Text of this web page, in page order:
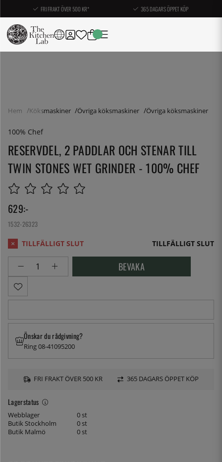
FRI FRAKT ÖVER 500 KR* 365 DAGARS ÖPPET KÖP
Hem Köksmaskiner Övriga köksmaskiner Övriga köksmaskiner
100% Chef
RESERVDEL, 2 PADDLAR OCH STENAR TILL
TWIN STONES WET GRINDER - 100% CHEF
629:-
1532-26323
TILLFÄLLIGT SLUT
BEVAKA
Lagerstatus
Webblager
0 st
Butik Stockholm
0 st
Butik Malmö
0 st
Önskar du rådgivning?
Ring 08-41095200
FRI FRAKT ÖVER 500 KR 365 DAGARS ÖPPET KÖP